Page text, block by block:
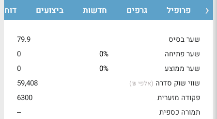
פרופיל גרפים חדשות ביצועים
שער בסיס
79.9
שער פתיחה
0%
0
שער ממוצע
0%
0
שווי שוק סדרה (אלפי ₪)
59,408
פקודה מזערית
6300
תמורה כספית
--